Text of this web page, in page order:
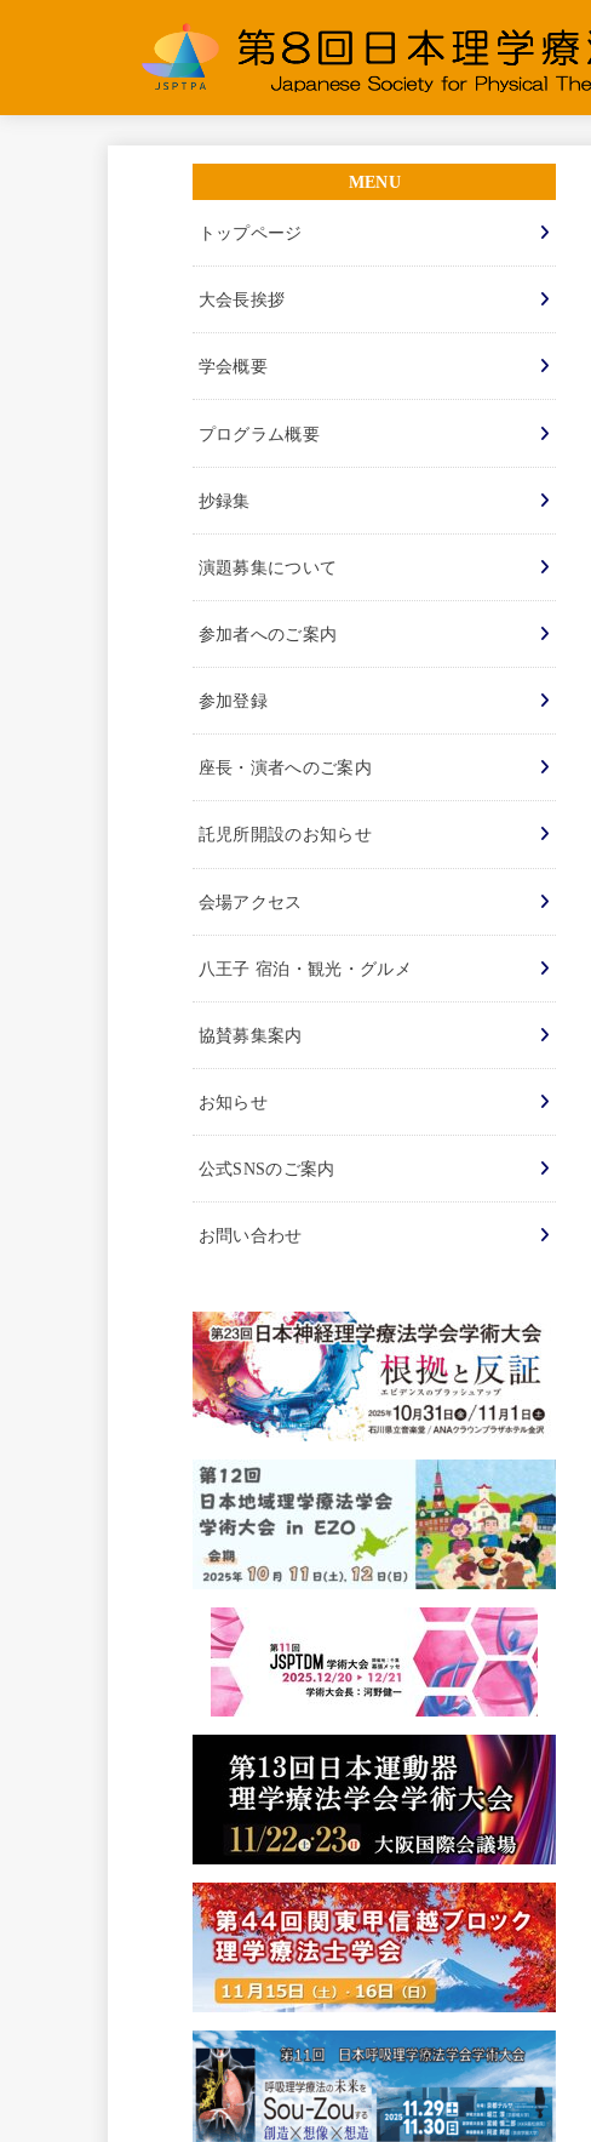
トップページ
大会長挨拶
学会概要
プログラム概要
抄録集
演題募集について
参加者へのご案内
参加登録
座長・演者へのご案内
託児所開設のお知らせ
会場アクセス
八王子 宿泊・観光・グルメ
協賛募集案内
お知らせ
公式SNSのご案内
お問い合わせ